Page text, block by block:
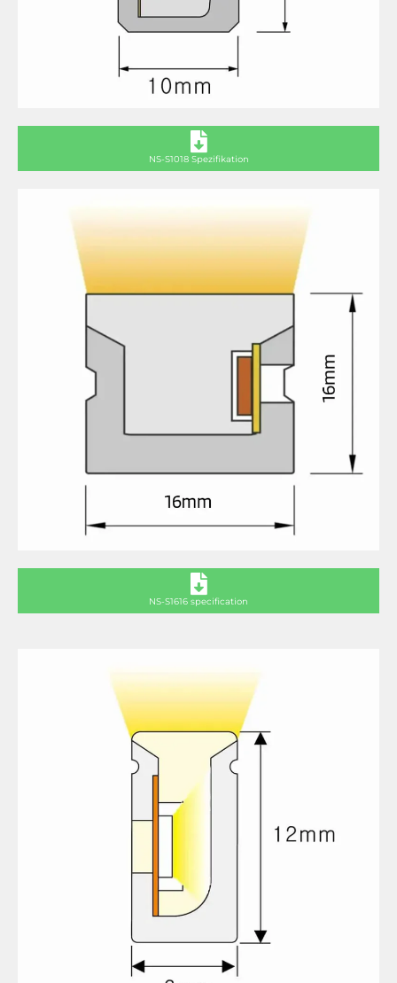
NS-S1018 Spezifikation
NS-S1616 specification